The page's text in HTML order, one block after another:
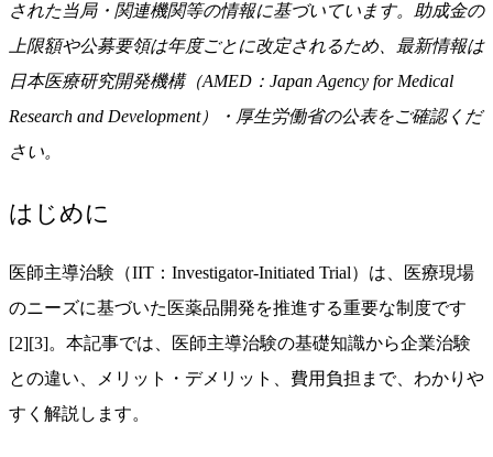
された当局・関連機関等の情報に基づいています。助成金の
上限額や公募要領は年度ごとに改定されるため、最新情報は
日本医療研究開発機構（AMED：Japan Agency for Medical
Research and Development）・厚生労働省の公表をご確認くだ
さい。
はじめに
医師主導治験（IIT：Investigator-Initiated Trial）は、医療現場
のニーズに基づいた医薬品開発を推進する重要な制度です
[2][3]。本記事では、医師主導治験の基礎知識から企業治験
との違い、メリット・デメリット、費用負担まで、わかりや
すく解説します。